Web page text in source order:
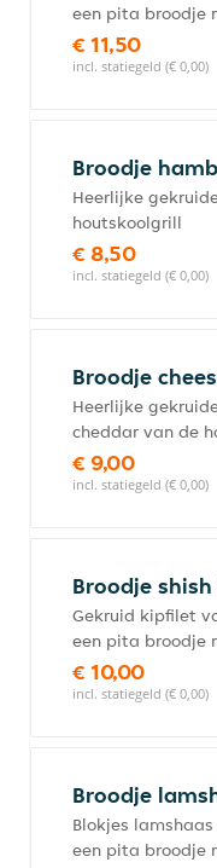
een pita broodje
€ 11,50
incl. statiegeld (€ 0,00)
Broodje
Heerlijke
houtskoolgrill
€ 8,50
incl. statiegeld (€ 0,00)
Broodje
Heerlijke
cheddar van de
€ 9,00
incl. statiegeld (€ 0,00)
Broodje
Gekruid kipfilet
een pita broodje
€ 10,00
incl. statiegeld (€ 0,00)
Broodje
Blokjes
een pita broodje